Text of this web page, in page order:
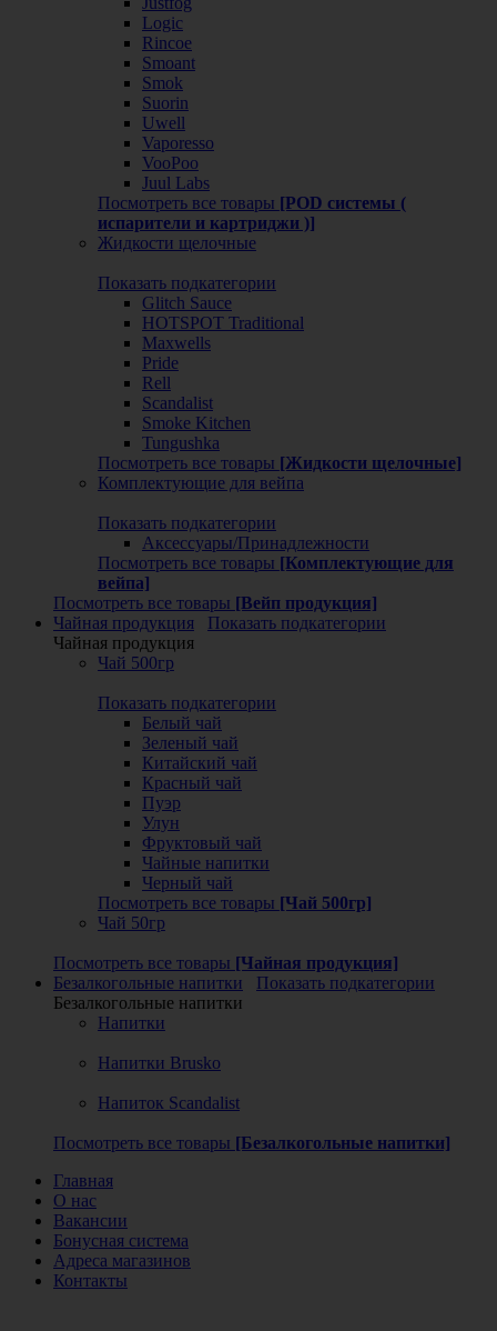
Logic
Rincoe
Smoant
Smok
Suorin
Uwell
Vaporesso
VooPoo
Juul Labs
Посмотреть все товары [POD системы (
испарители и картриджи )]
Жидкости щелочные
Показать подкатегории
Glitch Sauce
HOTSPOT Traditional
Maxwells
Pride
Rell
Scandalist
Smoke Kitchen
Tungushka
Посмотреть все товары [Жидкости щелочные]
Комплектующие для вейпа
Показать подкатегории
Аксессуары/Принадлежности
Посмотреть все товары [Комплектующие для
вейпа]
Посмотреть все товары [Вейп продукция]
Чайная продукция
Показать подкатегории
Чайная продукция
Чай 500гр
Показать подкатегории
Белый чай
Зеленый чай
Китайский чай
Красный чай
Пуэр
Улун
Фруктовый чай
Чайные напитки
Черный чай
Посмотреть все товары [Чай 500гр]
Чай 50гр
Посмотреть все товары [Чайная продукция]
Безалкогольные напитки
Показать подкатегории
Безалкогольные напитки
Напитки
Напитки Brusko
Напиток Scandalist
Посмотреть все товары [Безалкогольные напитки]
Главная
О нас
Вакансии
Бонусная система
Адреса магазинов
Контакты